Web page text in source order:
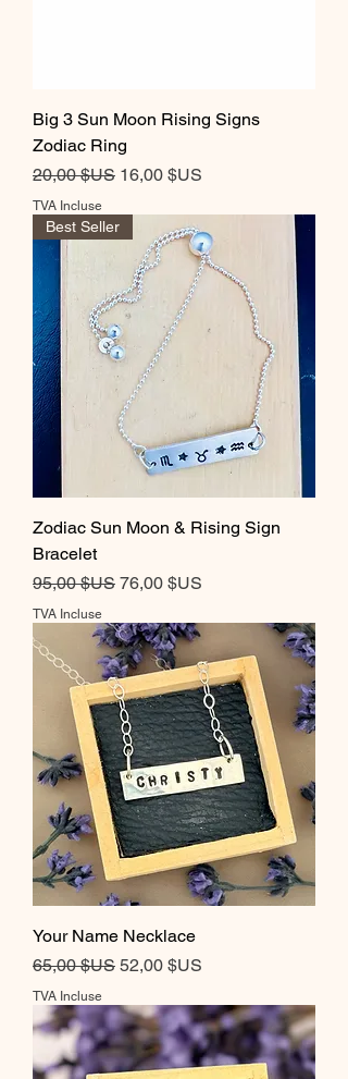
Big 3 Sun Moon Rising Signs
Zodiac Ring
Prix original
20,00 $US Prix promotionnel
16,00 $US
TVA Incluse
Best Seller
Zodiac Sun Moon & Rising Sign
Bracelet
Prix original
95,00 $US Prix promotionnel
76,00 $US
TVA Incluse
Your Name Necklace
Prix original
65,00 $US Prix promotionnel
52,00 $US
TVA Incluse